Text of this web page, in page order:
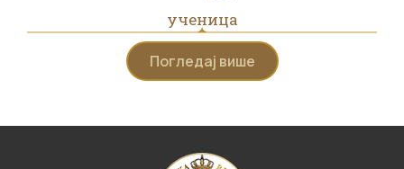
ученица
Погледај више